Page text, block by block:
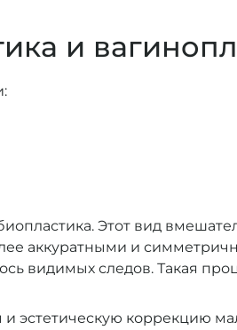
и
Этот вид
аккуратными и
видимых следов. Такая
эстетическую коррекцию